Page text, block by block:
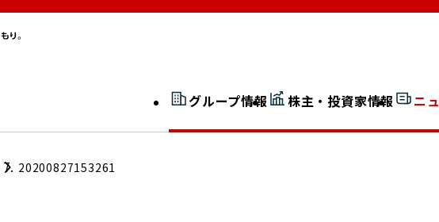
グループ情報
社長室通信
株主・投資家情報 ニ
開示情報検索
20200827153261